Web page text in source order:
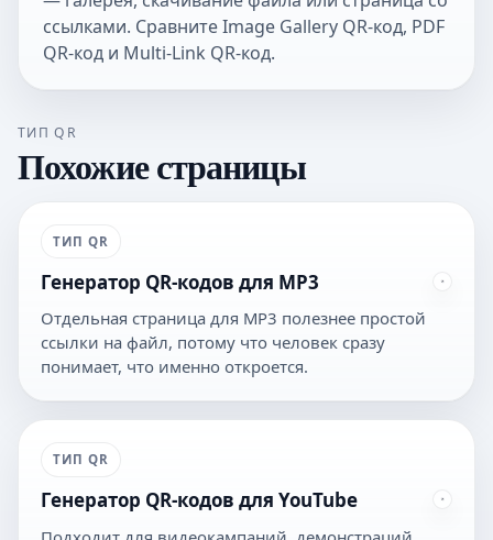
ссылками. СравнитеImage Gallery QR-код, PDF
QR-коди Multi-Link QR-код.
ТИП QR
Похожие страницы
ТИП QR
Генератор QR-кодов для MP3
Отдельная страница для MP3 полезнее простой
ссылки на файл, потому что человек сразу
понимает, что именно откроется.
ТИП QR
Генератор QR-кодов для YouTube